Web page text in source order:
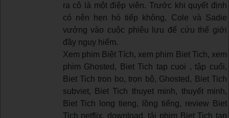
ra cô là một điệp viên. Trước khi quyết định
có nên hẹn hò tiếp không, Cole và Sadie
vướng vào cuộc phiêu lưu để cứu thế giới
đầy nguy hiểm.
Xem phim Biệt Tích, xem phim Biet Tich, xem
phim Ghosted, Biet Tich tap cuoi , tập cuối,
Biet Tich tron bo, trọn bộ, Ghosted, Biet Tich
subviet, Biet Tich thuyet minh, thuyết minh,
Biet Tich long tieng, lồng tiếng, review Biet
Tich netflix, download, tải phim Biet Tich tap